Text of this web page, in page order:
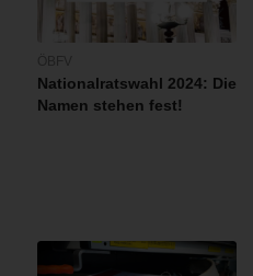
Nationalratswahl 2024: Die
Namen stehen fest!